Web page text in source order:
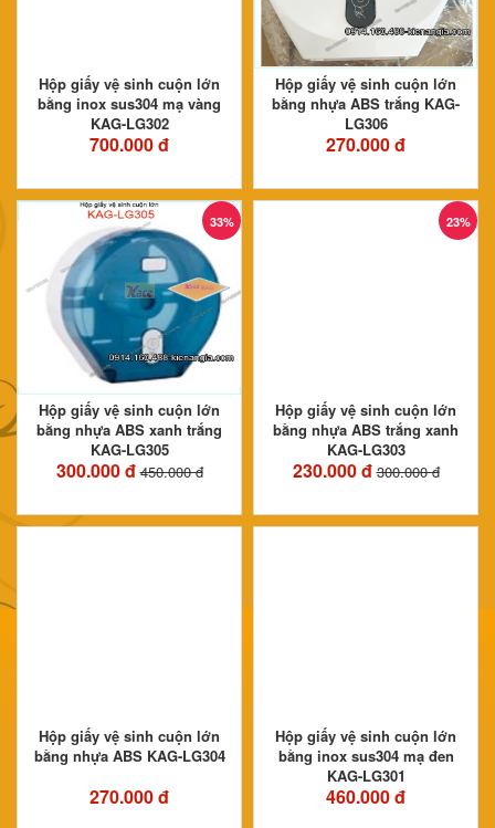
Hộp giấy vệ sinh cuộn lớn
bằng inox sus304 mạ vàng
KAG-LG302
700.000 đ
Hộp giấy vệ sinh cuộn lớn
bằng nhựa ABS trắng KAG-
LG306
270.000 đ
33%
Hộp giấy vệ sinh cuộn lớn
bằng nhựa ABS xanh trắng
KAG-LG305
300.000 đ 450.000 đ
23%
Hộp giấy vệ sinh cuộn lớn
bằng nhựa ABS trắng xanh
KAG-LG303
230.000 đ 300.000 đ
Hộp giấy vệ sinh cuộn lớn
bằng nhựa ABS KAG-LG304
270.000 đ
Hộp giấy vệ sinh cuộn lớn
bằng inox sus304 mạ đen
KAG-LG301
460.000 đ